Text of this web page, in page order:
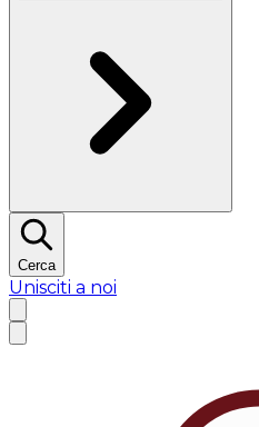
Cerca
Unisciti a noi